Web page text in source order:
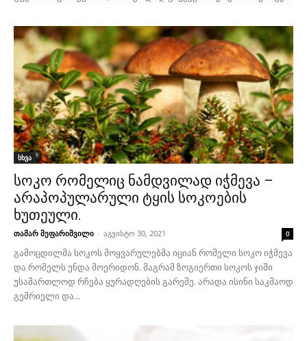
სხვა
სოკო რომელიც ნამდვილად იჭმევა –
არაპოპულარული ტყის სოკოების
ხუთეული.
თამარ მეფარიშვილი - აგვისტო 30, 2021 0
გამოცდილმა სოკოს მოყვარულებმა იციან რომელი სოკო იჭმევა
და რომელს უნდა მოერიდონ. მაგრამ ზოგიერთი სოკოს ჯიში
უსამართლოდ რჩება ყურადღების გარეშე. არადა ისინი საკმაოდ
გემრიელი და...